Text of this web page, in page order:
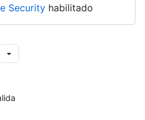
Security habilitado